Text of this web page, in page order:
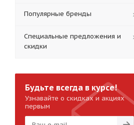
Популярные бренды
Специальные предложения и
скидки
Будьте всегда в курсе!
Узнавайте о скидках и акциях
первым